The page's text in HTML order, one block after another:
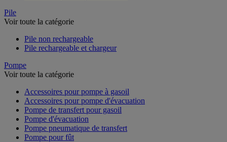
Pile
Voir toute la catégorie
Pile non rechargeable
Pile rechargeable et chargeur
Pompe
Voir toute la catégorie
Accessoires pour pompe à gasoil
Accessoires pour pompe d'évacuation
Pompe de transfert pour gasoil
Pompe d'évacuation
Pompe pneumatique de transfert
Pompe pour fût